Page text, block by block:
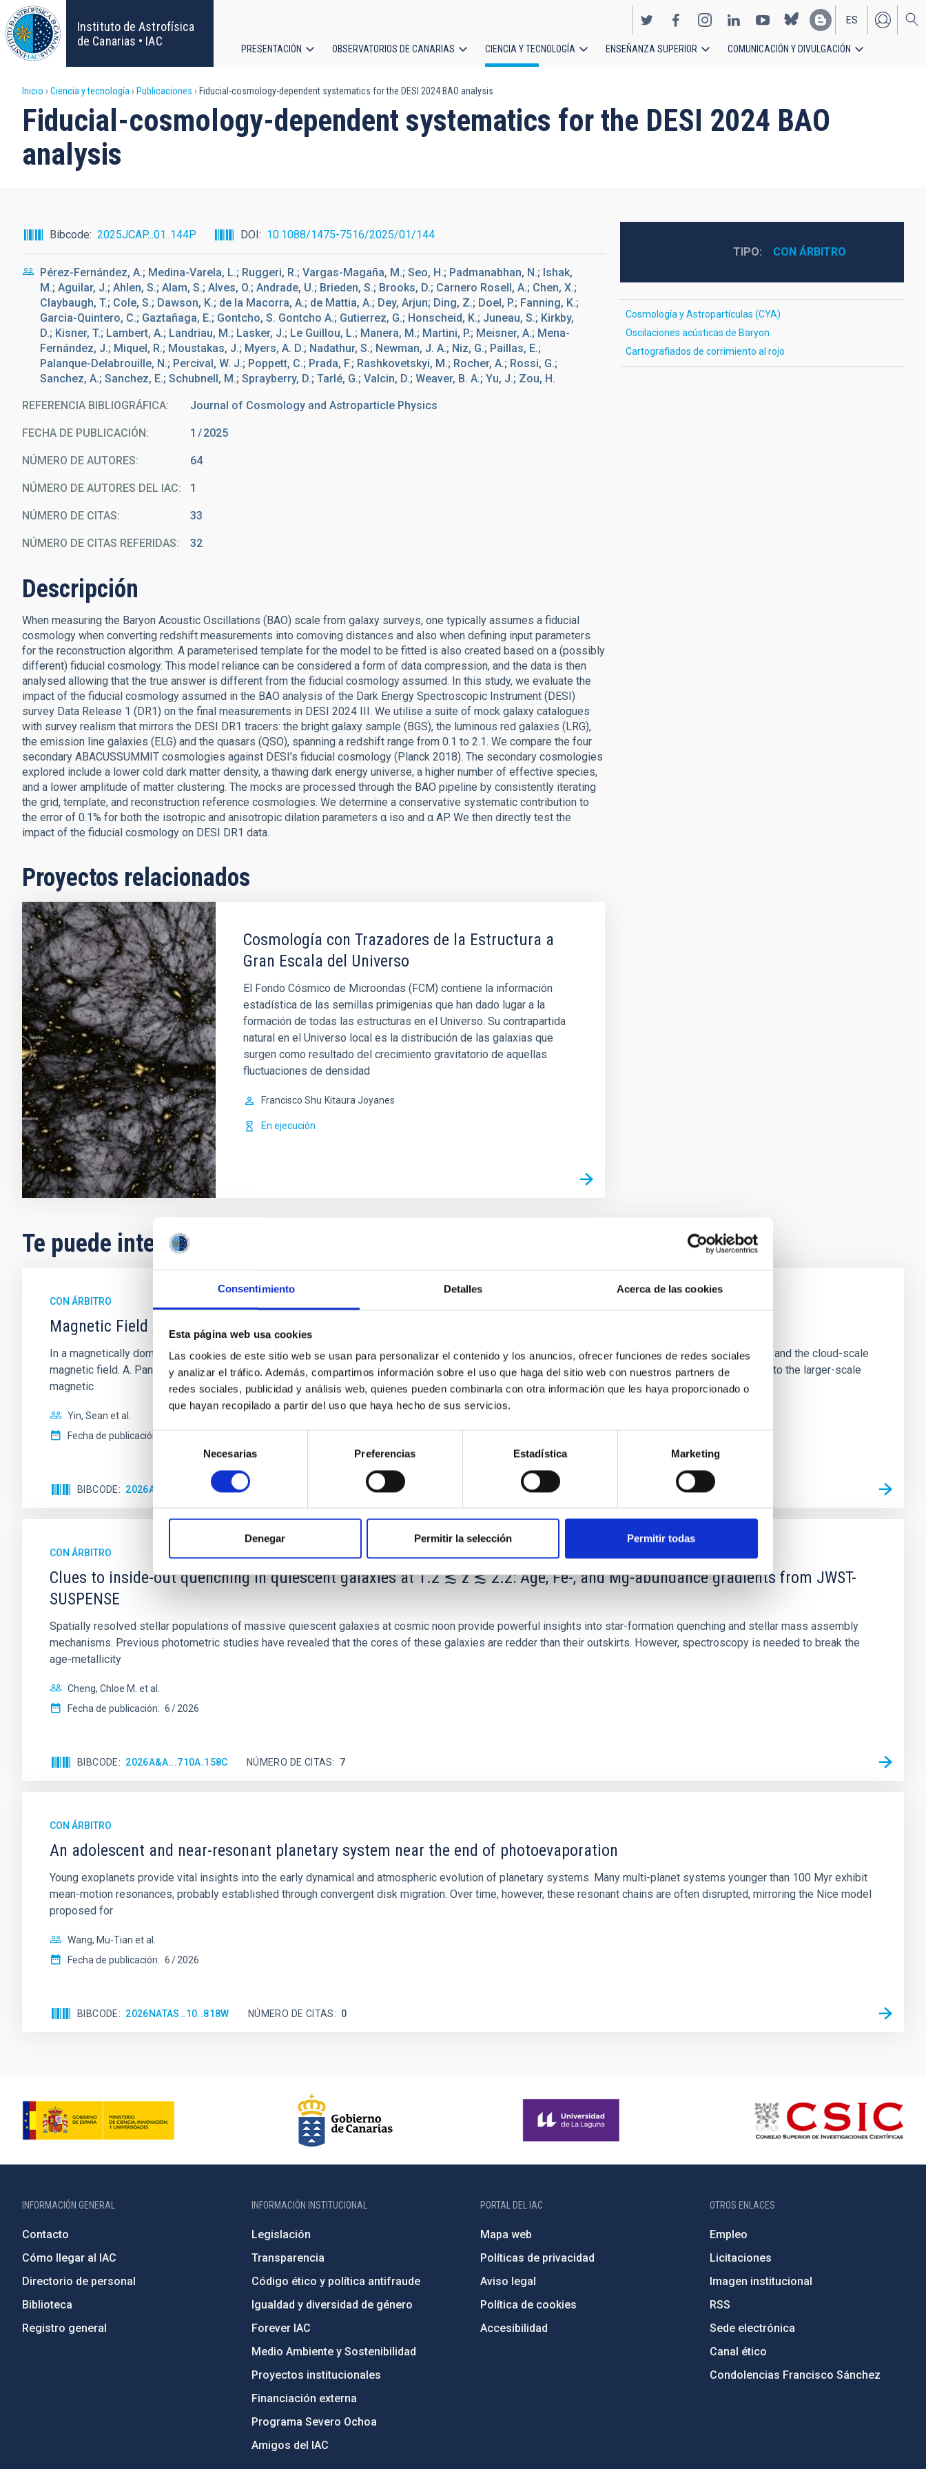
Consentimiento Detalles Acerca de las cookies
Esta página web usa cookies
Las cookies de este sitio web se usan para personalizar el contenido y los anuncios, ofrecer funciones de redes sociales
y analizar el tráfico. Además, compartimos información sobre el uso que haga del sitio web con nuestros partners de
redes sociales, publicidad y análisis web, quienes pueden combinarla con otra información que les haya proporcionado o
que hayan recopilado a partir del uso que haya hecho de sus servicios.
Selección
consentimiento
Necesarias Preferencias Estadística Marketing
Denegar Permitir la selección Permitir todas
Pasar
al
contenido
principal
Instituto de Astrofísica
de Canarias • IAC
EN
ES
principal
PRESENTACIÓN OBSERVATORIOS DE CANARIAS CIENCIA Y TECNOLOGÍA ENSEÑANZA SUPERIOR COMUNICACIÓN Y DIVULGACIÓN
Sobrescribir
enlaces
de
a
la
navegación
Inicio Ciencia y tecnología Publicaciones Fiducial-cosmology-dependent systematics for the DESI 2024 BAO analysis
Fiducial-cosmology-dependent systematics for the DESI 2024 BAO
analysis
Bibcode 2025JCAP...01..144P DOI 10.1088/1475-7516/2025/01/144
Pérez-Fernández, A.; Medina-Varela, L.; Ruggeri, R.; Vargas-Magaña, M.; Seo, H.; Padmanabhan, N.; Ishak,
M.; Aguilar, J.; Ahlen, S.; Alam, S.; Alves, O.; Andrade, U.; Brieden, S.; Brooks, D.; Carnero Rosell, A.; Chen, X.;
Claybaugh, T.; Cole, S.; Dawson, K.; de la Macorra, A.; de Mattia, A.; Dey, Arjun; Ding, Z.; Doel, P.; Fanning, K.;
Garcia-Quintero, C.; Gaztañaga, E.; Gontcho, S. Gontcho A.; Gutierrez, G.; Honscheid, K.; Juneau, S.; Kirkby,
D.; Kisner, T.; Lambert, A.; Landriau, M.; Lasker, J.; Le Guillou, L.; Manera, M.; Martini, P.; Meisner, A.; Mena-
Fernández, J.; Miquel, R.; Moustakas, J.; Myers, A. D.; Nadathur, S.; Newman, J. A.; Niz, G.; Paillas, E.;
Palanque-Delabrouille, N.; Percival, W. J.; Poppett, C.; Prada, F.; Rashkovetskyi, M.; Rocher, A.; Rossi, G.;
Sanchez, A.; Sanchez, E.; Schubnell, M.; Sprayberry, D.; Tarlé, G.; Valcin, D.; Weaver, B. A.; Yu, J.; Zou, H.
REFERENCIA BIBLIOGRÁFICA Journal of Cosmology and Astroparticle Physics
FECHA DE PUBLICACIÓN: 1 2025
NÚMERO DE AUTORES 64
NÚMERO DE AUTORES DEL IAC 1
NÚMERO DE CITAS 33
NÚMERO DE CITAS REFERIDAS 32
Descripción
When measuring the Baryon Acoustic Oscillations (BAO) scale from galaxy surveys, one typically assumes a fiducial
cosmology when converting redshift measurements into comoving distances and also when defining input parameters
for the reconstruction algorithm. A parameterised template for the model to be fitted is also created based on a (possibly
different) fiducial cosmology. This model reliance can be considered a form of data compression, and the data is then
analysed allowing that the true answer is different from the fiducial cosmology assumed. In this study, we evaluate the
impact of the fiducial cosmology assumed in the BAO analysis of the Dark Energy Spectroscopic Instrument (DESI)
survey Data Release 1 (DR1) on the final measurements in DESI 2024 III. We utilise a suite of mock galaxy catalogues
with survey realism that mirrors the DESI DR1 tracers: the bright galaxy sample (BGS), the luminous red galaxies (LRG),
the emission line galaxies (ELG) and the quasars (QSO), spanning a redshift range from 0.1 to 2.1. We compare the four
secondary ABACUSSUMMIT cosmologies against DESI's fiducial cosmology (Planck 2018). The secondary cosmologies
explored include a lower cold dark matter density, a thawing dark energy universe, a higher number of effective species,
and a lower amplitude of matter clustering. The mocks are processed through the BAO pipeline by consistently iterating
the grid, template, and reconstruction reference cosmologies. We determine a conservative systematic contribution to
the error of 0.1% for both the isotropic and anisotropic dilation parameters α iso and α AP. We then directly test the
impact of the fiducial cosmology on DESI DR1 data.
Proyectos relacionados
Cosmología con Trazadores de la Estructura a
Gran Escala del Universo
El Fondo Cósmico de Microondas (FCM) contiene la información
estadística de las semillas primigenias que han dado lugar a la
formación de todas las estructuras en el Universo. Su contrapartida
natural en el Universo local es la distribución de las galaxias que
surgen como resultado del crecimiento gravitatorio de aquellas
fluctuaciones de densidad
Francisco Shu Kitaura Joyanes
En ejecución
TIPO CON ÁRBITRO
Cosmología y Astropartículas (CYA)
Oscilaciones acústicas de Baryon
Cartografiados de corrimiento al rojo
Te puede interesar
CON ÁRBITRO
Magnetic Field Alignment with Dense Cores in the Transition between Cloud and Core Scales
In a magnetically dominated model of star formation, we expect to see alignments between the magnetic field orientation of star-forming dense cores and the cloud-scale
magnetic field. A. Pandhi et al. showed instead, however, that the orientation of cores and their angular momentum vectors appear random with respect to the larger-scale
magnetic
Yin, Sean et al.
Fecha de publicación:
BIBCODE 2026APJ..1003...83Y NÚMERO DE CITAS
CON ÁRBITRO
Clues to inside-out quenching in quiescent galaxies at 1.2 ≲ z ≲ 2.2: Age, Fe-, and Mg-abundance gradients from JWST-
SUSPENSE
Spatially resolved stellar populations of massive quiescent galaxies at cosmic noon provide powerful insights into star-formation quenching and stellar mass assembly
mechanisms. Previous photometric studies have revealed that the cores of these galaxies are redder than their outskirts. However, spectroscopy is needed to break the
age-metallicity
Cheng, Chloe M. et al.
Fecha de publicación: 6 2026
BIBCODE 2026A&A...710A.158C NÚMERO DE CITAS 7
CON ÁRBITRO
An adolescent and near-resonant planetary system near the end of photoevaporation
Young exoplanets provide vital insights into the early dynamical and atmospheric evolution of planetary systems. Many multi-planet systems younger than 100 Myr exhibit
mean-motion resonances, probably established through convergent disk migration. Over time, however, these resonant chains are often disrupted, mirroring the Nice model
proposed for
Wang, Mu-Tian et al.
Fecha de publicación: 6 2026
BIBCODE 2026NATAS..10..818W NÚMERO DE CITAS 0
INFORMACIÓN GENERAL
Contacto
Cómo llegar al IAC
Directorio de personal
Biblioteca
Registro general
INFORMACIÓN INSTITUCIONAL
Legislación
Transparencia
Código ético y política antifraude
Igualdad y diversidad de género
Forever IAC
Medio Ambiente y Sostenibilidad
Proyectos institucionales
Financiación externa
Programa Severo Ochoa
Amigos del IAC
PORTAL DEL IAC
Mapa web
Políticas de privacidad
Aviso legal
Política de cookies
Accesibilidad
OTROS ENLACES
Empleo
Licitaciones
Imagen institucional
RSS
Sede electrónica
Canal ético
Condolencias Francisco Sánchez